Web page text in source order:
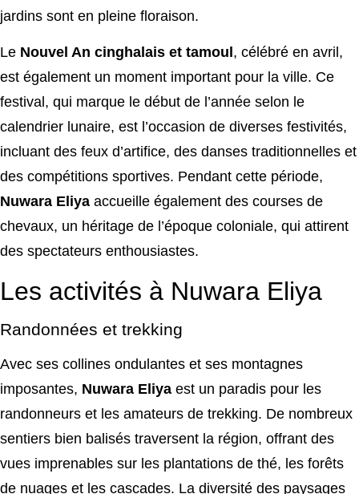
jardins sont en pleine floraison.
Le Nouvel An cinghalais et tamoul , célébré en avril,
est également un moment important pour la ville. Ce
festival, qui marque le début de l’année selon le
calendrier lunaire, est l’occasion de diverses festivités,
incluant des feux d’artifice, des danses traditionnelles et
des compétitions sportives. Pendant cette période,
Nuwara Eliya accueille également des courses de
chevaux, un héritage de l’époque coloniale, qui attirent
des spectateurs enthousiastes.
Les activités à Nuwara Eliya
Randonnées et trekking
Avec ses collines ondulantes et ses montagnes
imposantes, Nuwara Eliya est un paradis pour les
randonneurs et les amateurs de trekking. De nombreux
sentiers bien balisés traversent la région, offrant des
vues imprenables sur les plantations de thé, les forêts
de nuages et les cascades. La diversité des paysages